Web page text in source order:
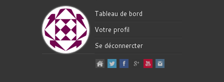
Tableau de bord
Votre profil
Se déconnercter